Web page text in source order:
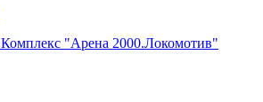
Комплекс "Арена 2000.Локомотив"